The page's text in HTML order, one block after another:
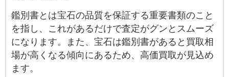
鑑別書とは宝石の品質を保証する重要書類のこと
を指し、これがあるだけで査定がグンとスムーズ
になります。また、宝石は鑑別書があると買取相
場が高くなる傾向にあるため、高価買取が見込め
ます。